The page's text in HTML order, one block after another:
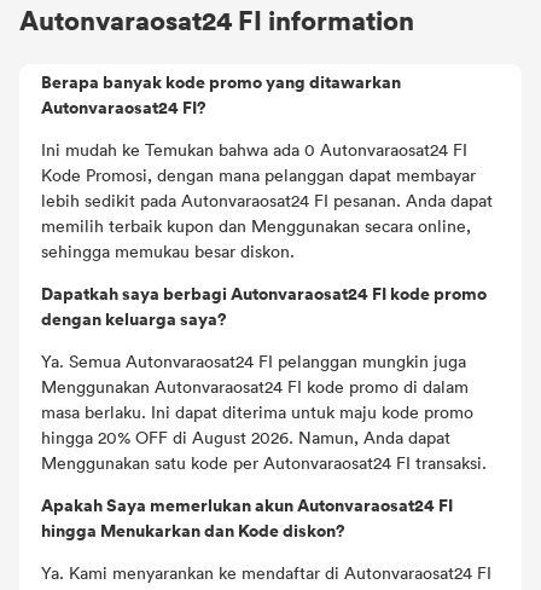
Autonvaraosat24 FI information
Berapa banyak kode promo yang ditawarkan
Autonvaraosat24 FI?
Ini mudah ke Temukan bahwa ada 0 Autonvaraosat24 FI
Kode Promosi, dengan mana pelanggan dapat membayar
lebih sedikit pada Autonvaraosat24 FI pesanan. Anda dapat
memilih terbaik kupon dan Menggunakan secara online,
sehingga memukau besar diskon.
Dapatkah saya berbagi Autonvaraosat24 FI kode promo
dengan keluarga saya?
Ya. Semua Autonvaraosat24 FI pelanggan mungkin juga
Menggunakan Autonvaraosat24 FI kode promo di dalam
masa berlaku. Ini dapat diterima untuk maju kode promo
hingga 20% OFF di August 2026. Namun, Anda dapat
Menggunakan satu kode per Autonvaraosat24 FI transaksi.
Apakah Saya memerlukan akun Autonvaraosat24 FI
hingga Menukarkan dan Kode diskon?
Ya. Kami menyarankan ke mendaftar di Autonvaraosat24 FI